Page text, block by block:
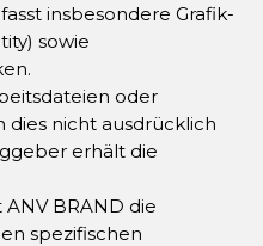
insbesondere Grafik-
sowie
oder
dies nicht ausdrücklich
erhält die
BRAND die
spezifischen